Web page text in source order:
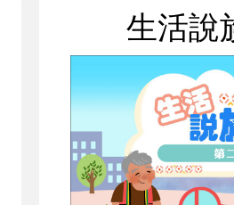
生活說